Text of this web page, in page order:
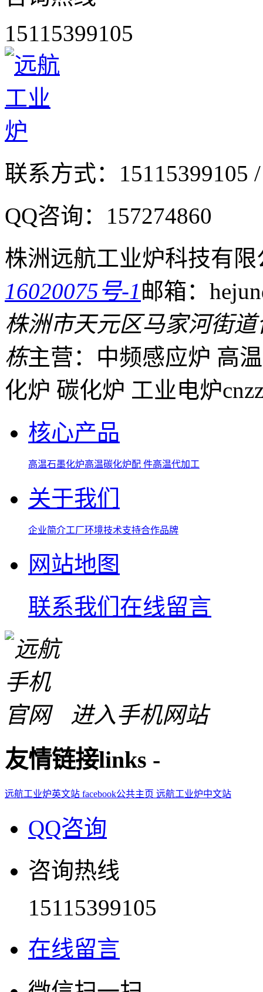
15115399105
联系方式： 15115399105
QQ咨询： 157274860
株洲远航工业炉科技有限
16020075号-1邮箱：
株洲市天元区马家河街
栋主营：中频感应炉 高
化炉 碳化炉 工业电炉
核心产品
高温石墨化炉高温碳化炉配 件高温代加工
关于我们
企业简介工厂环境技术支持合作品牌
网站地图
联系我们 在线留言
进入手机网站
友情链接links -
远航工业炉英文站 facebook公共主页 远航工业炉中文站
QQ咨询
咨询热线
15115399105
在线留言